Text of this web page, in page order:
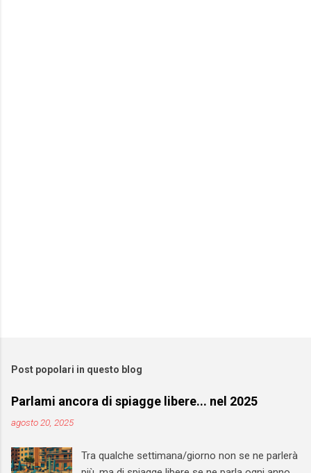
Post popolari in questo blog
Parlami ancora di spiagge libere... nel 2025
agosto 20, 2025
Tra qualche settimana/giorno non se ne parlerà